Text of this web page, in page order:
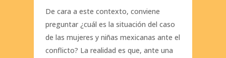
De cara a este contexto, conviene
preguntar ¿cuál es la situación del caso
de las mujeres y niñas mexicanas ante el
conflicto? La realidad es que, ante una